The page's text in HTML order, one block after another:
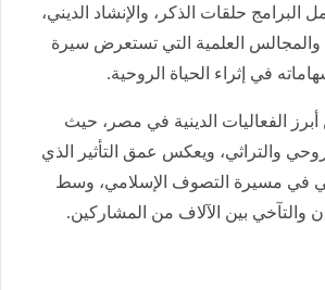
البرامج حلقات الذكر، والإنشاد الديني،
العلمية التي تستعرض سيرة
في إثراء الحياة الروحية.
أبرز الفعاليات الدينية في مصر، حيث
والتراثي، ويعكس عمق التأثير الذي
في مسيرة التصوف الإسلامي، وسط
والتآخي بين الآلاف من المشاركين.